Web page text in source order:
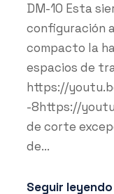
DM-10 Esta
configuración
compacto la
espacios de
https://
-8https://
de corte
de...
Seguir leyendo